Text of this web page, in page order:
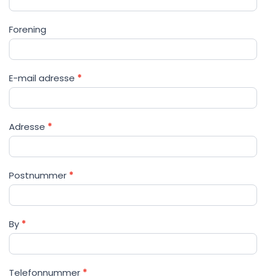
Forening
E-mail adresse *
Adresse *
Postnummer *
By *
Telefonnummer *